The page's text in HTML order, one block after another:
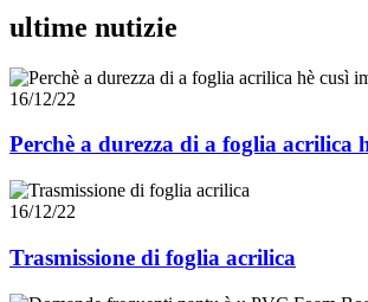
ultime nutizie
16/12/22
Perchè a durezza di a foglia acrilica
16/12/22
Trasmissione di foglia acrilica